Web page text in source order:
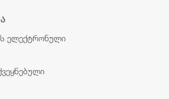
ელექტრონული